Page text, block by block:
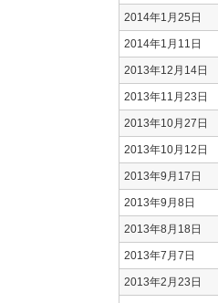
2014年1月25日
2014年1月11日
2013年12月14日
2013年11月23日
2013年10月27日
2013年10月12日
2013年9月17日
2013年9月8日
2013年8月18日
2013年7月7日
2013年2月23日